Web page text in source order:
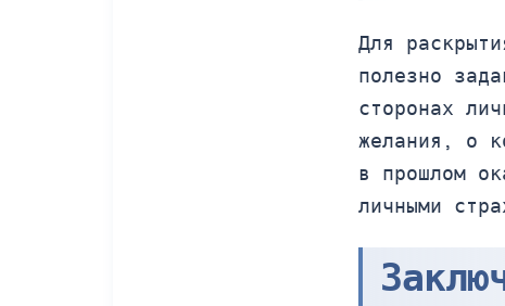
Для
полезно
сторонах
желания, о
в прошлом
личными